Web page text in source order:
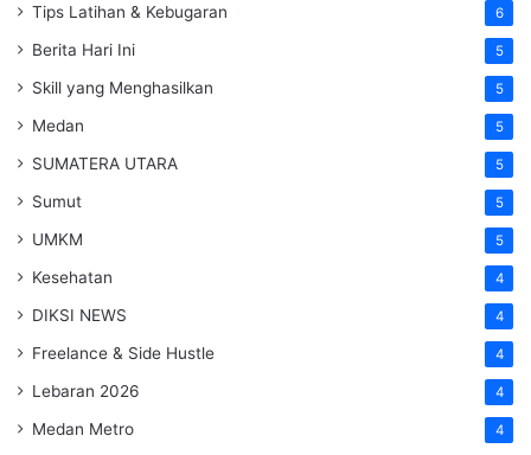
Tips Latihan & Kebugaran 6
Berita Hari Ini 5
Skill yang Menghasilkan 5
Medan 5
SUMATERA UTARA 5
Sumut 5
UMKM 5
Kesehatan 4
DIKSI NEWS 4
Freelance & Side Hustle 4
Lebaran 2026 4
Medan Metro 4